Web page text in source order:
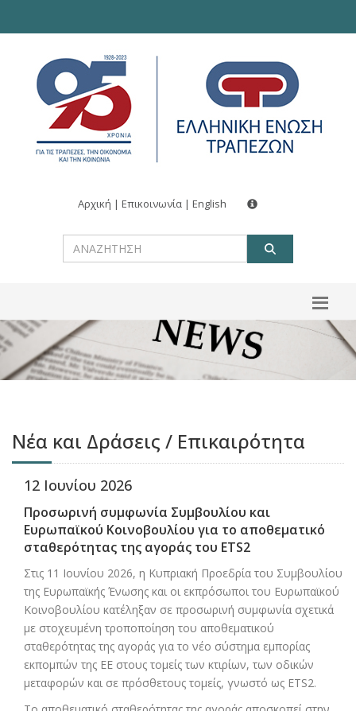
Αρχική | Επικοινωνία | English
Νέα και Δράσεις / Επικαιρότητα
12 Ιουνίου 2026
Προσωρινή συμφωνία Συμβουλίου και
Ευρωπαϊκού Κοινοβουλίου για το αποθεματικό
σταθερότητας της αγοράς του ETS2
Στις 11 Ιουνίου 2026, η Κυπριακή Προεδρία του Συμβουλίου
της Ευρωπαϊκής Ένωσης και οι εκπρόσωποι του Ευρωπαϊκού
Κοινοβουλίου κατέληξαν σε προσωρινή συμφωνία σχετικά
με στοχευμένη τροποποίηση του αποθεματικού
σταθερότητας της αγοράς για το νέο σύστημα εμπορίας
εκπομπών της ΕΕ στους τομείς των κτιρίων, των οδικών
μεταφορών και σε πρόσθετους τομείς, γνωστό ως ETS2.